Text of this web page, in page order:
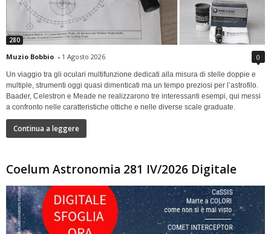
280
Muzio Bobbio - 1 Agosto 2026 0
Un viaggio tra gli oculari multifunzione dedicati alla misura di stelle doppie e
multiple, strumenti oggi quasi dimenticati ma un tempo preziosi per l’astrofilo.
Baader, Celestron e Meade ne realizzarono tre interessanti esempi, qui messi
a confronto nelle caratteristiche ottiche e nelle diverse scale graduate.
Continua a leggere
Coelum Astronomia 281 IV/2026 Digitale